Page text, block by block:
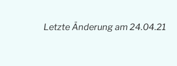
Letzte Änderung am 24.04.21